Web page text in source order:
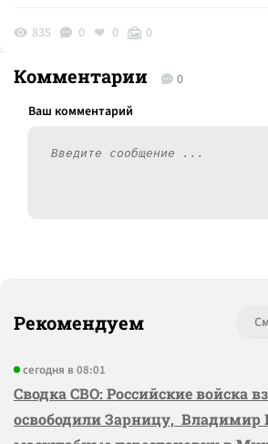
835 0 0 0
Комментарии 0
Рекомендуем
сегодня в 08:01
Сводка СВО: Российские войска
освободили Зарницу, Владимир